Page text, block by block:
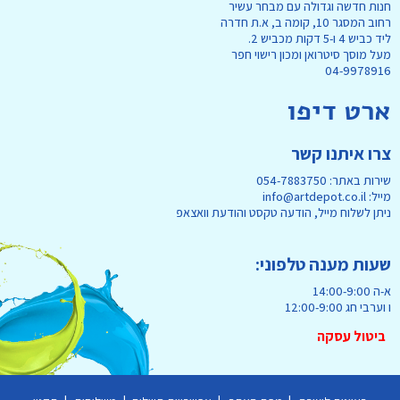
חנות חדשה וגדולה עם מבחר עשיר
רחוב המסגר 10, קומה ב, א.ת חדרה
ליד כביש 4 ו-5 דקות מכביש 2.
מעל מוסך סיטרואן ומכון רישוי חפר
04-9978916
ארט דיפו
צרו איתנו קשר
שירות באתר: 054-7883750
מייל: info@artdepot.co.il
ניתן לשלוח מייל, הודעה טקסט והודעת וואצאפ
שעות מענה טלפוני:
א-ה 14:00-9:00
ו וערבי חג 12:00-9:00
ביטול עסקה